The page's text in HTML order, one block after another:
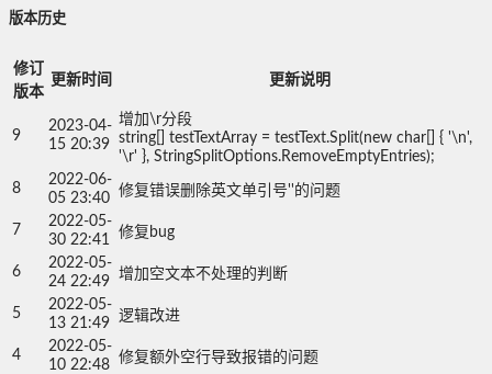
版本历史
修订
版本
更新时间 更新说明
9
2023-04-
15 20:39
增加\r分段
string[] testTextArray = testText.Split(new char[] { '\n',
'\r' }, StringSplitOptions.RemoveEmptyEntries);
8
2022-06-
05 23:40 修复错误删除英文单引号''的问题
7
2022-05-
30 22:41 修复bug
6
2022-05-
24 22:49 增加空文本不处理的判断
5
2022-05-
13 21:49 逻辑改进
4
2022-05-
10 22:48 修复额外空行导致报错的问题